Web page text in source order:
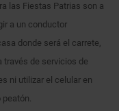
las Fiestas Patrias son a
a un conductor
donde será el carrete,
través de servicios de
ni utilizar el celular en
peatón.